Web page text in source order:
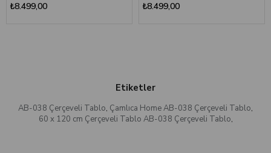
₺8.499,00 ₺8.499,00
Etiketler
AB-038 Çerçeveli Tablo, Çamlıca Home AB-038 Çerçeveli Tablo,
60 x 120 cm Çerçeveli Tablo AB-038 Çerçeveli Tablo,